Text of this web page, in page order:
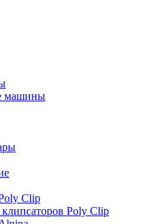
машины
Clip
Poly Clip